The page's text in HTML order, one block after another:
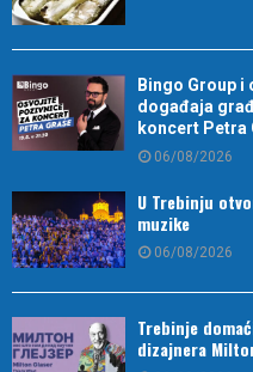
Bingo Group i
događaja
koncert Petra
06/08/2026
U Trebinju
muzike
06/08/2026
Trebinje
dizajnera